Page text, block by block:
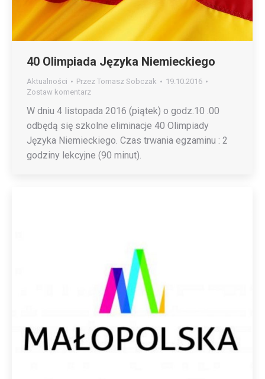
40 Olimpiada Języka Niemieckiego
Aktualności Przez Tomasz Sobczak
19.10.2016
Zostaw komentarz
W dniu 4 listopada 2016 (piątek) o godz.10 .00
odbędą się szkolne eliminacje 40 Olimpiady
Języka Niemieckiego. Czas trwania egzaminu : 2
godziny lekcyjne (90 minut).